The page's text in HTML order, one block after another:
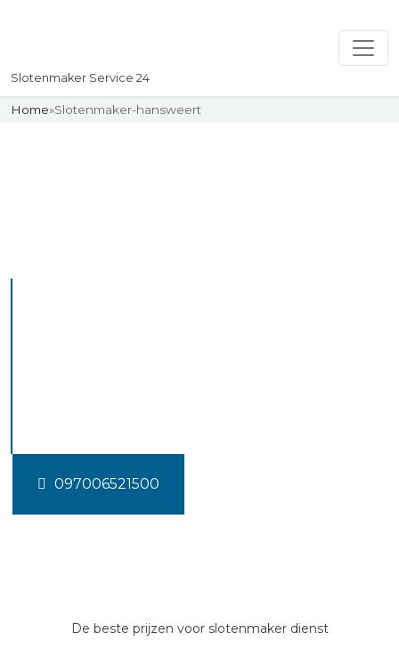
Slotenmaker Service 24
Home»Slotenmaker-hansweert
097006521500
De beste prijzen voor slotenmaker dienst